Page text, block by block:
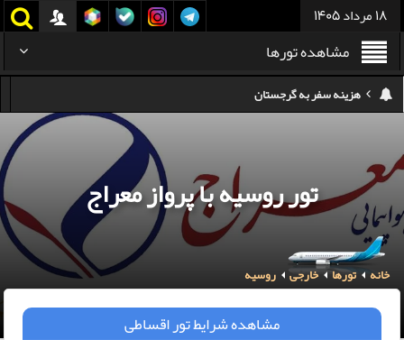
18 مرداد 1405
مشاهده تورها
هزینه سفر به گرجستان
کدام هواپیمایی کدام ترمینال مهرآباد؟
استرداد بلیط هواپیما در شرایط جنگی
هزینه تفریحات استانبول ۲۰۲۵
سفر به ارمنستان | دیدنی‌ها و تجربیات جذاب
معرفی بهترین غذاهای محلی و خیابانی دبی
تور روسیه با پرواز معراج
خانه تورها خارجی روسیه
مشاهده شرایط تور اقساطی